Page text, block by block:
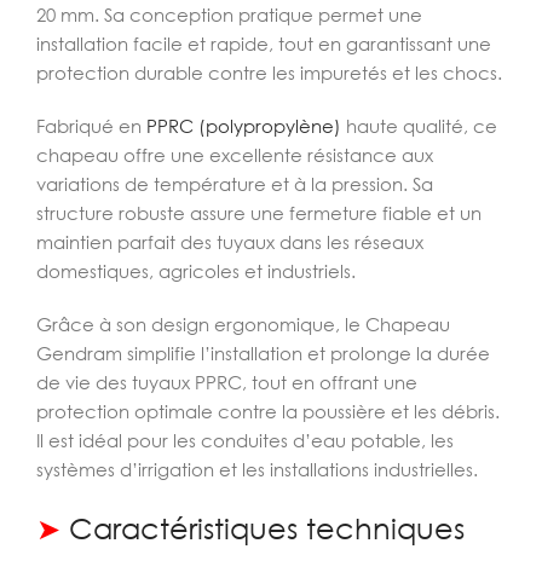
20 mm. Sa conception pratique permet une
installation facile et rapide, tout en garantissant une
protection durable contre les impuretés et les chocs.
Fabriqué en PPRC (polypropylène) haute qualité, ce
chapeau offre une excellente résistance aux
variations de température et à la pression. Sa
structure robuste assure une fermeture fiable et un
maintien parfait des tuyaux dans les réseaux
domestiques, agricoles et industriels.
Grâce à son design ergonomique, le Chapeau
Gendram simplifie l’installation et prolonge la durée
de vie des tuyaux PPRC, tout en offrant une
protection optimale contre la poussière et les débris.
Il est idéal pour les conduites d’eau potable, les
systèmes d’irrigation et les installations industrielles.
➤ Caractéristiques techniques